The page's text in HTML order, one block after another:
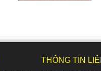
THÔNG TIN